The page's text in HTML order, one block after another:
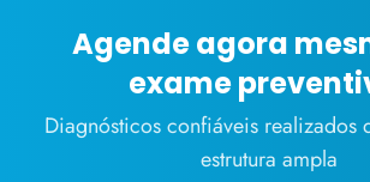
Agende agora
exame
Diagnósticos confiáveis realizados
estrutura ampla